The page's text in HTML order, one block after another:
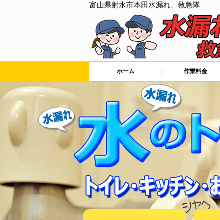
富山県射水市本田水漏れ、救急隊
ホーム 作業料金